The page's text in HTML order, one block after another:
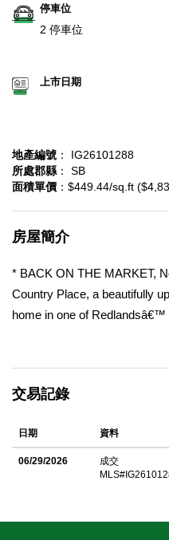
停車位
2 停車位
上市日期
地產編號 ： IG26101288
所處郡縣 ： SB
面積單價 ：$449.44/sq.ft
房屋簡介
* BACK ON THE MARKET,
Country Place, a beautifully
home in one of
Offering 1,335 square feet of
idyllic backyard provide the
homeâ€™s overall appeal. A
location in the heart of
交易記錄
日期 資料
06/29/2026
成交